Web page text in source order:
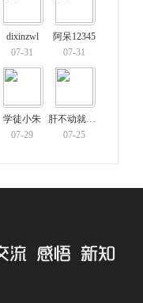
dixinzwl
07-31
阿呆12345
07-31
学徒小朱
07-29
肝不动就开摆
07-25